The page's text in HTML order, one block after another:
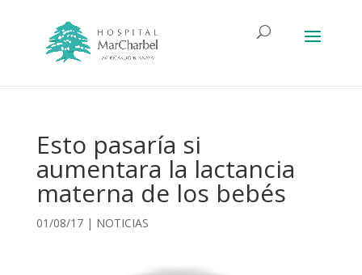
Esto pasaría si
aumentara la lactancia
materna de los bebés
01/08/17| NOTICIAS